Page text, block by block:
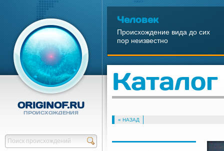
Человек
Происхождение вида до сих
пор неизвестно
ORIGINOF.RU
ПРОИСХОЖДЕНИЯ
Найти
Каталог
« НАЗАД